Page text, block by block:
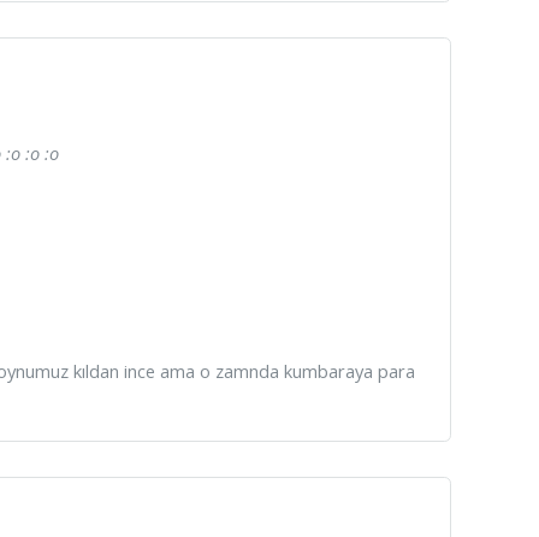
:o :o :o
kıldan ince ama o zamnda kumbaraya para